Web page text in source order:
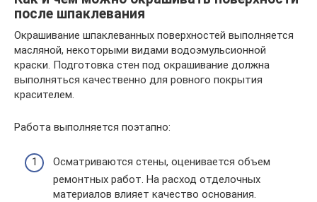
после шпаклевания
Окрашивание шпаклеванных поверхностей выполняется
масляной, некоторыми видами водоэмульсионной
краски. Подготовка стен под окрашивание должна
выполняться качественно для ровного покрытия
красителем.
Работа выполняется поэтапно:
Осматриваются стены, оценивается объем
ремонтных работ. На расход отделочных
материалов влияет качество основания.